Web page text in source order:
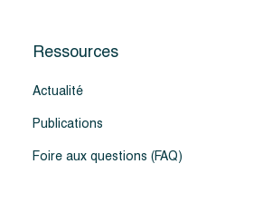
Ressources
Actualité
Publications
Foire aux questions (FAQ)